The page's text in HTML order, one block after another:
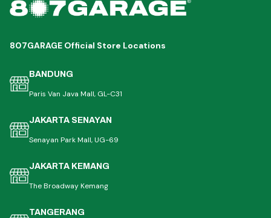
807GARAGE Official Store Locations
BANDUNG
Paris Van Java Mall, GL-C31
JAKARTA SENAYAN
Senayan Park Mall, UG-69
JAKARTA KEMANG
The Broadway Kemang
TANGERANG